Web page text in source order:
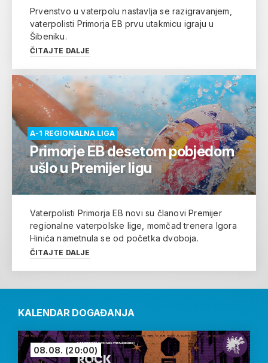
Prvenstvo u vaterpolu nastavlja se razigravanjem,
vaterpolisti Primorja EB prvu utakmicu igraju u
Šibeniku.
ČITAJTE DALJE
A-1 REGIONALNA LIGA
Primorje EB desetom pobjedom
ušlo u Premijer ligu
Vaterpolisti Primorja EB novi su članovi Premijer
regionalne vaterpolske lige, momčad trenera Igora
Hinića nametnula se od početka dvoboja.
ČITAJTE DALJE
KALENDAR DOGAĐANJA
08.08. (20:00)